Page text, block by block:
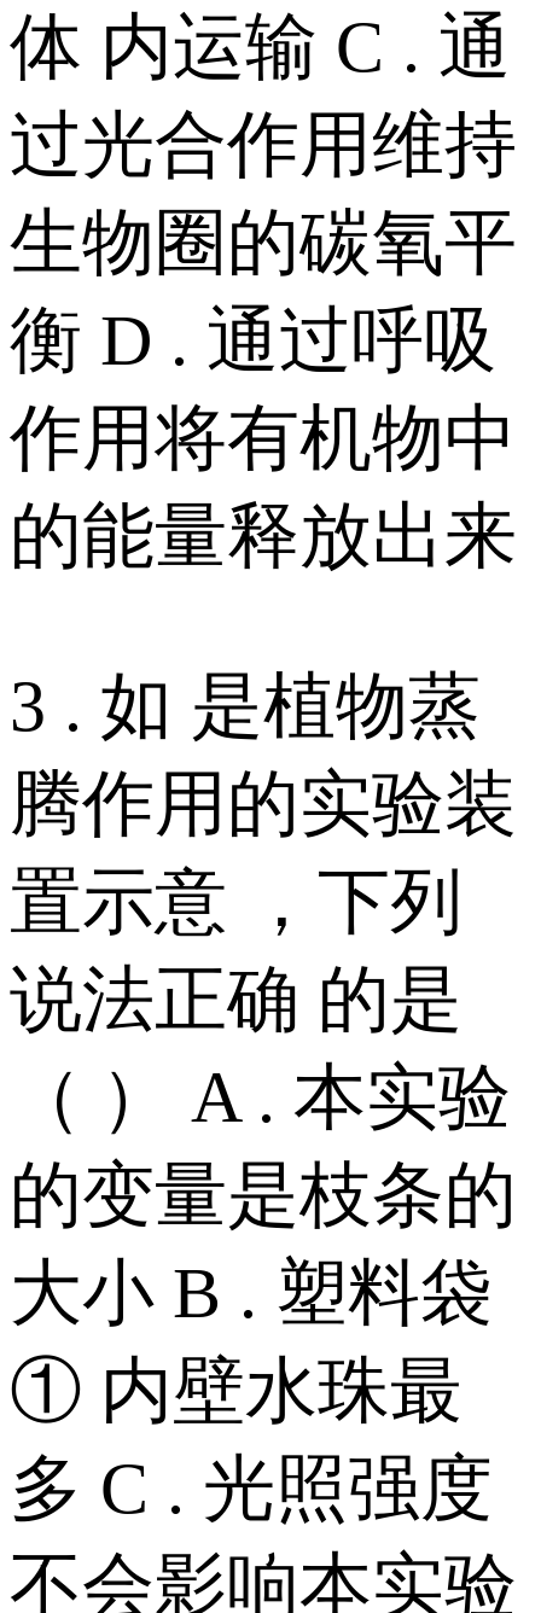
体 内运输 C . 通
过光合作用维持
生物圈的碳氧平
衡 D . 通过呼吸
作用将有机物中
的能量释放出来
3 . 如 是植物蒸
腾作用的实验装
置示意 ，下列
说法正确 的是
（ ） A . 本实验
的变量是枝条的
大小 B . 塑料袋
① 内壁水珠最
多 C . 光照强度
不会影响本实验